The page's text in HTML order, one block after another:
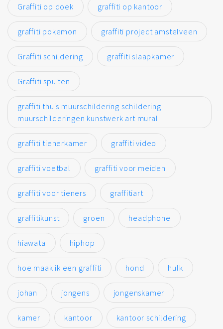
Graffiti op doek graffiti op kantoor
graffiti pokemon graffiti project amstelveen
Graffiti schildering graffiti slaapkamer
Graffiti spuiten
graffiti thuis muurschildering schildering
muurschilderingen kunstwerk art mural
graffiti tienerkamer graffiti video
graffiti voetbal graffiti voor meiden
graffiti voor tieners graffitiart
graffitikunst groen headphone
hiawata hiphop
hoe maak ik een graffiti hond hulk
johan jongens jongenskamer
kamer kantoor kantoor schildering